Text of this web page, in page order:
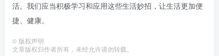
活。我们应当积极学习和应用这些生活妙招，让生活更加便
捷、健康。
© 版权声明
文章版权归作者所有，未经允许请勿转载。